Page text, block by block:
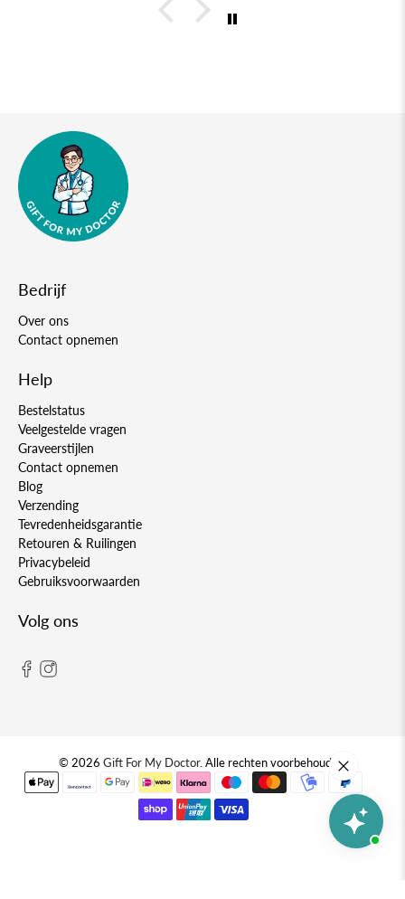
Bedrijf
Over ons
Contact opnemen
Help
Bestelstatus
Veelgestelde vragen
Graveerstijlen
Contact opnemen
Blog
Verzending
Tevredenheidsgarantie
Retouren & Ruilingen
Privacybeleid
Gebruiksvoorwaarden
Volg ons
© 2026 Gift For My Doctor. Alle rechten voorbehouden.